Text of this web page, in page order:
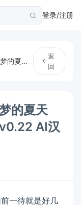
登录/注册
[PC+安卓][日系SLG]如梦的夏天 Summer like a Dream v0.22 AI汉化[1.34GB]
返
回
的夏天
AI汉
一待就是好几